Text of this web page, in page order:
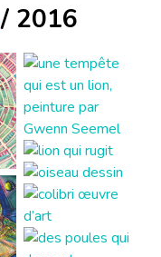
/ 2016